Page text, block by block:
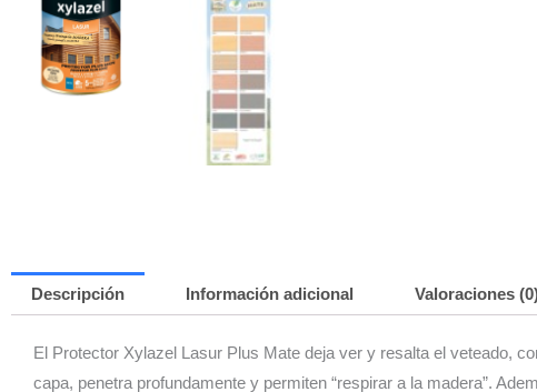
Descripción Información adicional Valoraciones
El Protector Xylazel Lasur Plus Mate deja ver y resalta el veteado,
capa, penetra profundamente y permiten “respirar a la madera”.